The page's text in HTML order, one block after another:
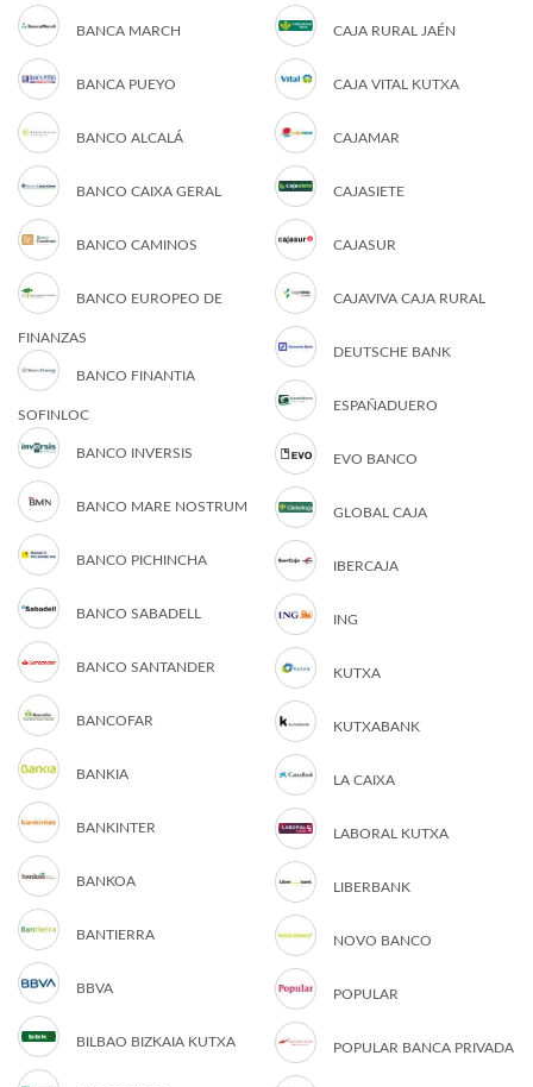
BANCA MARCH
BANCA PUEYO
BANCO ALCALÁ
BANCO CAIXA GERAL
BANCO CAMINOS
BANCO EUROPEO DE
FINANZAS
BANCO FINANTIA
SOFINLOC
BANCO INVERSIS
BANCO MARE NOSTRUM
BANCO PICHINCHA
BANCO SABADELL
BANCO SANTANDER
BANCOFAR
BANKIA
BANKINTER
BANKOA
BANTIERRA
BBVA
BILBAO BIZKAIA KUTXA
CAJA RURAL JAÉN
CAJA VITAL KUTXA
CAJAMAR
CAJASIETE
CAJASUR
CAJAVIVA CAJA RURAL
DEUTSCHE BANK
ESPAÑADUERO
EVO BANCO
GLOBAL CAJA
IBERCAJA
ING
KUTXA
KUTXABANK
LA CAIXA
LABORAL KUTXA
LIBERBANK
NOVO BANCO
POPULAR
POPULAR BANCA PRIVADA